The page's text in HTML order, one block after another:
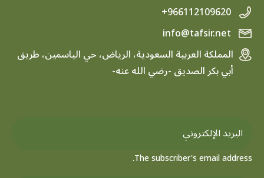
+966112109620
المملكة العربية السعودية، الرياض، حي الياسمين، طريق
أبي بكر الصديق -رضي الله عنه-
The subscriber's email address.